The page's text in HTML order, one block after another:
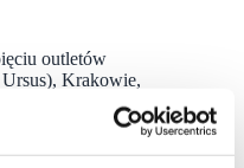
outletów
Krakowie,
Futura